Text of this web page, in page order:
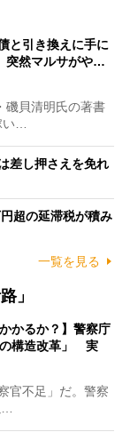
と引き換えに手に
突然マルサがや…
貝清明氏の著書
い…
差し押さえを免れ
超の延滞税が積み
一覧を見る
」
かるか？】警察庁
の構造改革」 実
官不足」だ。警察
…